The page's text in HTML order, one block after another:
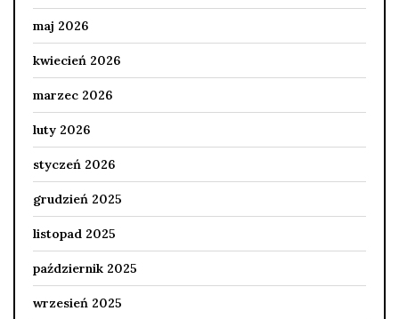
maj 2026
kwiecień 2026
marzec 2026
luty 2026
styczeń 2026
grudzień 2025
listopad 2025
październik 2025
wrzesień 2025